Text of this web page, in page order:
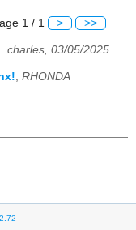
1 / 1 > >>
charles, 03/05/2025
RHONDA